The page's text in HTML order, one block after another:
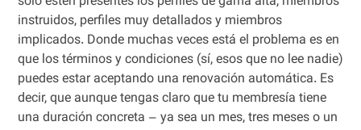
instruidos, perfiles muy detallados y miembros
implicados. Donde muchas veces está el problema es en
que los términos y condiciones (sí, esos que no lee nadie)
puedes estar aceptando una renovación automática. Es
decir, que aunque tengas claro que tu membresía tiene
una duración concreta – ya sea un mes, tres meses o un